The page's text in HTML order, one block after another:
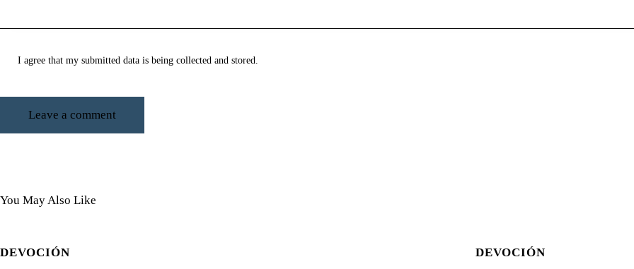
I agree that my submitted data is being collected and stored.
You May Also Like
DEVOCIÓN DEVOCIÓN